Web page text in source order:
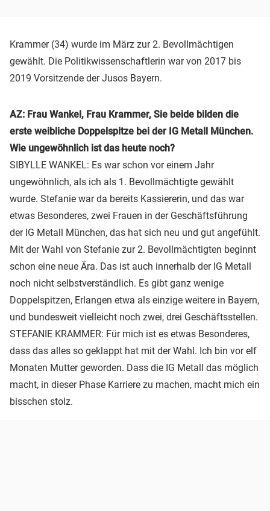
Krammer (34) wurde im März zur 2. Bevollmächtigen
gewählt. Die Politikwissenschaftlerin war von 2017 bis
2019 Vorsitzende der Jusos Bayern.
AZ: Frau Wankel, Frau Krammer, Sie beide bilden die
erste weibliche Doppelspitze bei der IG Metall München.
Wie ungewöhnlich ist das heute noch?
SIBYLLE WANKEL: Es war schon vor einem Jahr
ungewöhnlich, als ich als 1. Bevollmächtigte gewählt
wurde. Stefanie war da bereits Kassiererin, und das war
etwas Besonderes, zwei Frauen in der Geschäftsführung
der IG Metall München, das hat sich neu und gut angefühlt.
Mit der Wahl von Stefanie zur 2. Bevollmächtigten beginnt
schon eine neue Ära. Das ist auch innerhalb der IG Metall
noch nicht selbstverständlich. Es gibt ganz wenige
Doppelspitzen, Erlangen etwa als einzige weitere in Bayern,
und bundesweit vielleicht noch zwei, drei Geschäftsstellen.
STEFANIE KRAMMER: Für mich ist es etwas Besonderes,
dass das alles so geklappt hat mit der Wahl. Ich bin vor elf
Monaten Mutter geworden. Dass die IG Metall das möglich
macht, in dieser Phase Karriere zu machen, macht mich ein
bisschen stolz.